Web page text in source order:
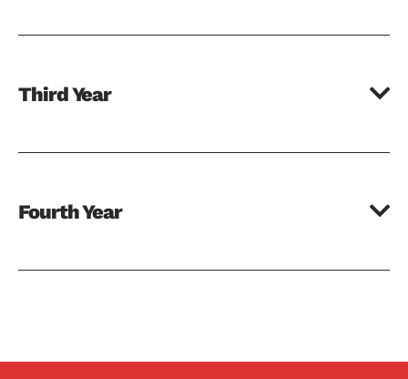
Third Year
Fourth Year